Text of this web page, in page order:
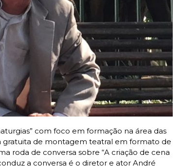
com foco em formação na área das
de montagem teatral em formato de
roda de conversa sobre “A criação de cena
a conversa é o diretor e ator André